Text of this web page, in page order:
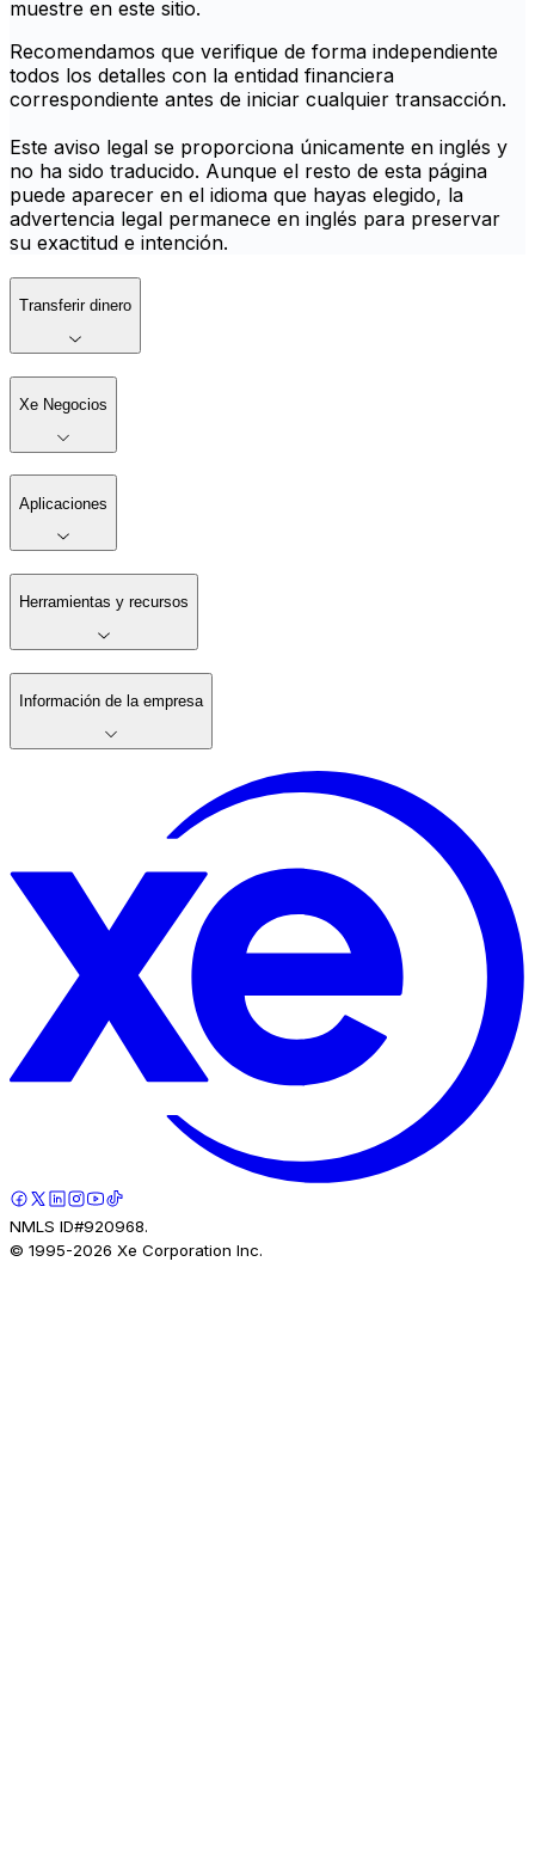
muestre en este sitio.
Recomendamos que verifique de forma independiente
todos los detalles con la entidad financiera
correspondiente antes de iniciar cualquier transacción.
Este aviso legal se proporciona únicamente en inglés y
no ha sido traducido. Aunque el resto de esta página
puede aparecer en el idioma que hayas elegido, la
advertencia legal permanece en inglés para preservar
su exactitud e intención.
Transferir dinero
Xe Negocios
Aplicaciones
Herramientas y recursos
Información de la empresa
NMLS ID#920968.
© 1995-2026 Xe Corporation Inc.